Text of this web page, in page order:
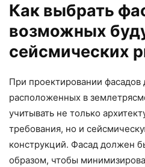
Как выбрать
возможных
сейсмических
При проектировании фасадов
расположенных в
учитывать не только
требования, но и
конструкций. Фасад должен
образом, чтобы